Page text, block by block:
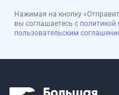
Нажимая на кнопку
вы соглашаетесь с политикой
пользовательским